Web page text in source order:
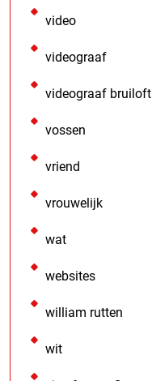
video
videograaf
videograaf bruiloft
vossen
vriend
vrouwelijk
wat
websites
william rutten
wit